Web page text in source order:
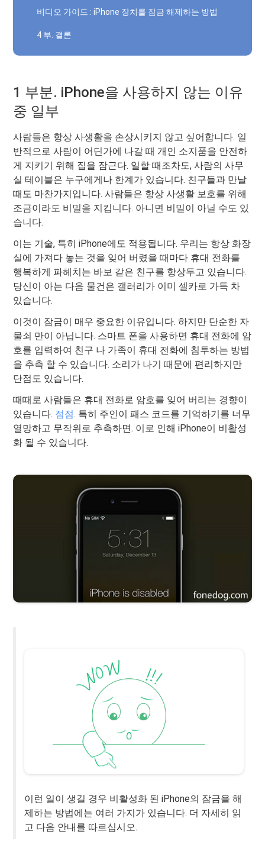
비디오 가이드 : iPhone 장치를 잠금 해제하는 방법
4 부. 결론
1 부분. iPhone을 사용하지 않는 이유
중 일부
사람들은 항상 사생활을 손상시키지 않고 싶어합니다. 일
반적으로 사람이 어딘가에 나갈 때 개인 소지품을 안전하
게 지키기 위해 집을 잠근다. 일할 때조차도, 사람의 사무
실 테이블은 누구에게나 한계가 있습니다. 친구들과 만날
때도 마찬가지입니다. 사람들은 항상 사생활 보호를 위해
조금이라도 비밀을 지킵니다. 아니면 비밀이 아닐 수도 있
습니다.
이는 기술, 특히 iPhone에도 적용됩니다. 우리는 항상 화장
실에 가져다 놓는 것을 잊어 버렸을 때마다 휴대 전화를
행복하게 파헤치는 바보 같은 친구를 항상두고 있습니다.
당신이 아는 다음 물건은 갤러리가 이미 셀카로 가득 차
있습니다.
이것이 잠금이 매우 중요한 이유입니다. 하지만 단순한 자
물쇠 만이 아닙니다. 스마트 폰을 사용하면 휴대 전화에 암
호를 입력하여 친구 나 가족이 휴대 전화에 침투하는 방법
을 추측 할 수 있습니다. 소리가 나기 때문에 편리하지만
단점도 있습니다.
때때로 사람들은 휴대 전화로 암호를 잊어 버리는 경향이
있습니다. 점점. 특히 주인이 패스 코드를 기억하기를 너무
열망하고 무작위로 추측하면. 이로 인해 iPhone이 비활성
화 될 수 있습니다.
이런 일이 생길 경우 비활성화 된 iPhone의 잠금을 해
제하는 방법에는 여러 가지가 있습니다. 더 자세히 읽
고 다음 안내를 따르십시오.